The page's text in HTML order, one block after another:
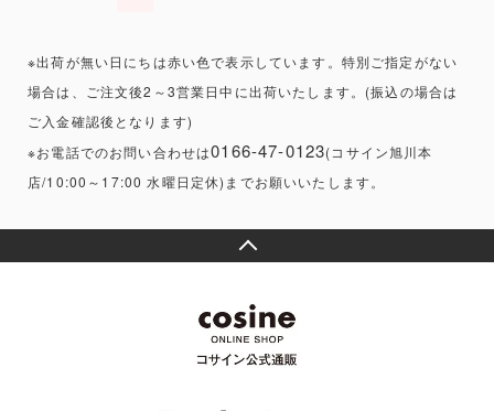
※出荷が無い日にちは赤い色で表示しています。特別ご指定がない
場合は、ご注文後2～3営業日中に出荷いたします。(振込の場合は
ご入金確認後となります)
※お電話でのお問い合わせは0166-47-0123(コサイン旭川本
店/10:00～17:00 水曜日定休)までお願いいたします。